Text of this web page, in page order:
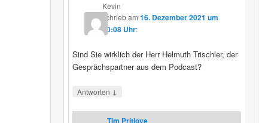
Kevin
schriebam16. Dezember 2021 um
20:08 Uhr:
Sind Sie wirklich der Herr Helmuth Trischler, der
Gesprächspartner aus dem Podcast?
Antworten ↓
Tim Pritlove